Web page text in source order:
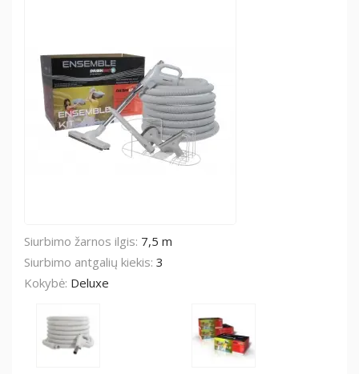
Siurbimo žarnos ilgis: 7,5 m
Siurbimo antgalių kiekis: 3
Kokybė: Deluxe